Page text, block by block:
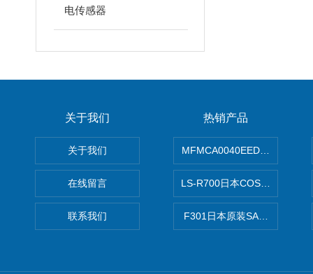
电传感器
关于我们
关于我们
在线留言
联系我们
热销产品
MFMCA0040EED-H日本
LS-R700日本COSMO科斯莫
F301日本原装SANAI三爱旋